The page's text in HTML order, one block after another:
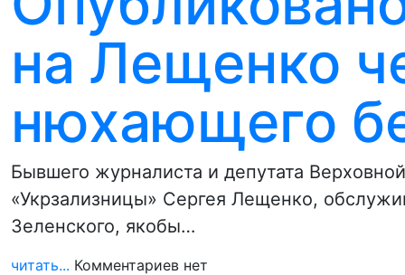
на Лещенко
нюхающего
Бывшего журналиста и депутата
«Укрзализницы» Сергея Лещенко,
Зеленского, якобы…
читать... Комментариев нет